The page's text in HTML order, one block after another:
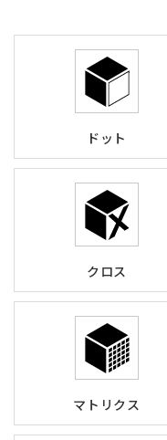
ドット
クロス
マトリクス